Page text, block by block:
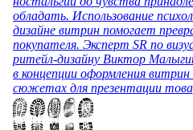
обладать. Использование
дизайне витрин помогает
покупателя. Эксперт SR по
ритейл-дизайну Виктор
в концепции оформления
сюжетах для презентации